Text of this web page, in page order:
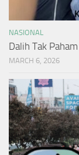
NASIONAL
Dalih Tak
MARCH 6, 2026